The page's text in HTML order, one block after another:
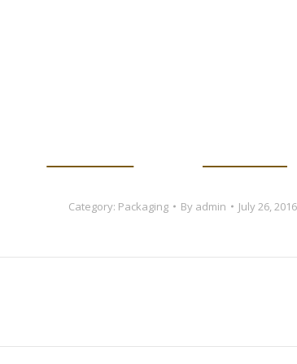
Category: Packaging By admin July 26, 2016